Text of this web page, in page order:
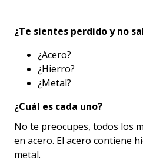
¿Te sientes perdido y no
¿Acero?
¿Hierro?
¿Metal?
¿Cuál es cada uno?
No te preocupes, todos los
en acero. El acero contiene
metal.